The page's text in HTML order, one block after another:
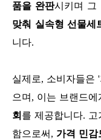
품을 완판시키며 그
맞춰 실속형 선물세
니다.
실제로, 소비자들은
으며, 이는 브랜드에
회 를 제공합니다.
함으로써, 가격 민